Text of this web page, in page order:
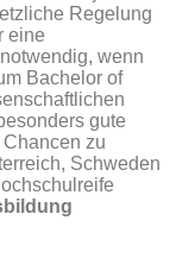
Regelung
eine
wenn
Bachelor of
gute
zu
Schweden